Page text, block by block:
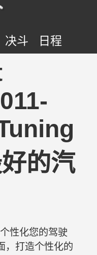
决斗 日程
的汽
性化您的驾驶
，打造个性化的